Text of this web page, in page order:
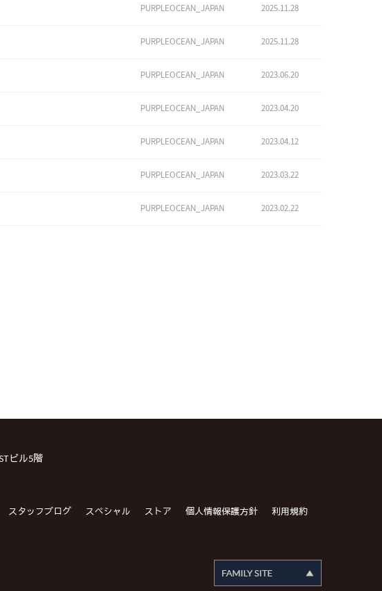
PURPLEOCEAN_JAPAN 2025.11.28
PURPLEOCEAN_JAPAN 2025.11.28
PURPLEOCEAN_JAPAN 2023.06.20
PURPLEOCEAN_JAPAN 2023.04.20
PURPLEOCEAN_JAPAN 2023.04.12
PURPLEOCEAN_JAPAN 2023.03.22
PURPLEOCEAN_JAPAN 2023.02.22
ビル5階
スタッフブログ スペシャル ストア 個人情報保護方針 利用規約